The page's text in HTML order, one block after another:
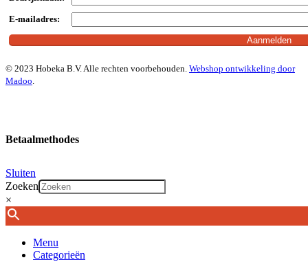
E-mailadres:
© 2023 Hobeka B.V. Alle rechten voorbehouden. Webshop ontwikkeling door
Madoo.
Betaalmethodes
Sluiten
Zoeken
×
Menu
Categorieën